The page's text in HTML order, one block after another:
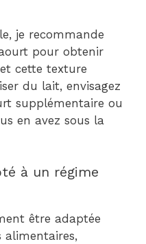
je recommande
pour obtenir
cette texture
du lait, envisagez
supplémentaire ou
en avez sous la
à un régime
être adaptée
alimentaires,